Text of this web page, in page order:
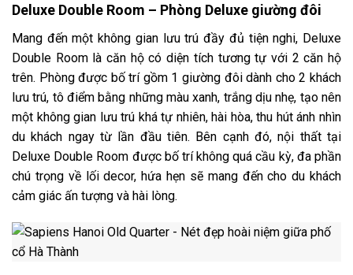
Deluxe Double Room – Phòng Deluxe giường đôi
Mang đến một không gian lưu trú đầy đủ tiện nghi, Deluxe
Double Room là căn hộ có diện tích tương tự với 2 căn hộ
trên. Phòng được bố trí gồm 1 giường đôi dành cho 2 khách
lưu trú, tô điểm bằng những màu xanh, trắng dịu nhẹ, tạo nên
một không gian lưu trú khá tự nhiên, hài hòa, thu hút ánh nhìn
du khách ngay từ lần đầu tiên. Bên cạnh đó, nội thất tại
Deluxe Double Room được bố trí không quá cầu kỳ, đa phần
chú trọng về lối decor, hứa hẹn sẽ mang đến cho du khách
cảm giác ấn tượng và hài lòng.